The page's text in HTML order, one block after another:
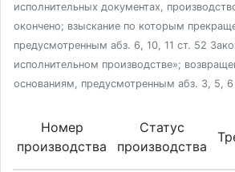
исполнительных документах,
окончено; взыскание по которым
предусмотренным абз. 6, 10, 11 ст. 52
исполнительном производстве»;
основаниям, предусмотренным абз. 3, 5, 6
Номер
производства
Статус
производства